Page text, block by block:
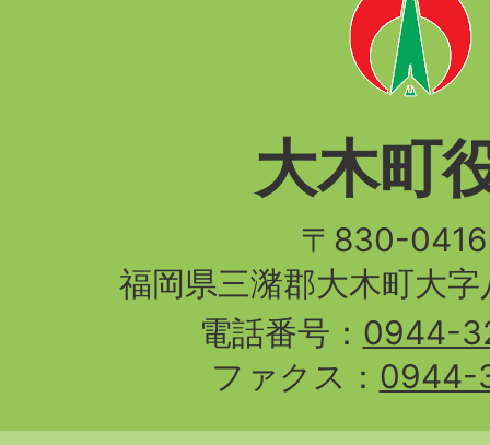
大木町
〒830-
福岡県三潴郡大木町大
電話番号： 0944-
ファクス： 0944-